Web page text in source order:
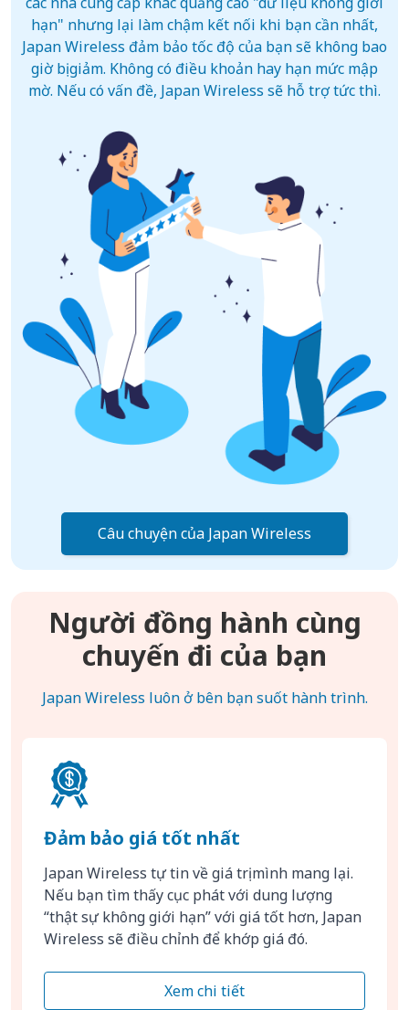
hạn" nhưng lại làm chậm kết nối khi bạn cần nhất,
Japan Wireless đảm bảo tốc độ của bạn sẽ không bao
giờ bị giảm. Không có điều khoản hay hạn mức mập
mờ. Nếu có vấn đề, Japan Wireless sẽ hỗ trợ tức thì.
Câu chuyện của Japan Wireless
Người đồng hành cùng
chuyến đi của bạn
Japan Wireless luôn ở bên bạn suốt hành trình.
Đảm bảo giá tốt nhất
Japan Wireless tự tin về giá trị mình mang lại.
Nếu bạn tìm thấy cục phát với dung lượng
“thật sự không giới hạn” với giá tốt hơn, Japan
Wireless sẽ điều chỉnh để khớp giá đó.
Xem chi tiết